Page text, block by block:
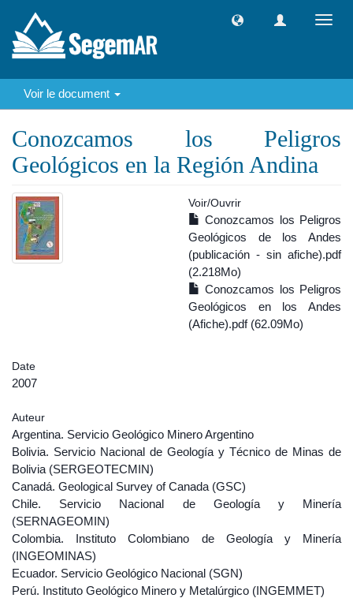
Voir le document
Conozcamos los Peligros
Geológicos en la Región Andina
Voir/Ouvrir
Conozcamos los Peligros
Geológicos de los Andes
(publicación - sin afiche).pdf
(2.218Mo)
Conozcamos los Peligros
Geológicos en los Andes
(Afiche).pdf (62.09Mo)
Date
2007
Auteur
Argentina. Servicio Geológico Minero Argentino
Bolivia. Servicio Nacional de Geología y Técnico de Minas de
Bolivia (SERGEOTECMIN)
Canadá. Geological Survey of Canada (GSC)
Chile. Servicio Nacional de Geología y Minería
(SERNAGEOMIN)
Colombia. Instituto Colombiano de Geología y Minería
(INGEOMINAS)
Ecuador. Servicio Geológico Nacional (SGN)
Perú. Instituto Geológico Minero y Metalúrgico (INGEMMET)